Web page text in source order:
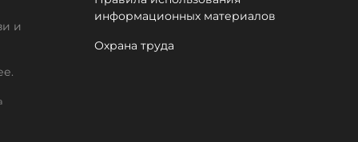
и
информационных материалов
Охрана труда